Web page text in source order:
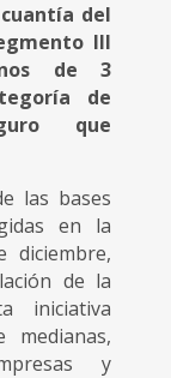
del
III
de 3
de
que
las bases
en la
diciembre,
de la
iniciativa
y